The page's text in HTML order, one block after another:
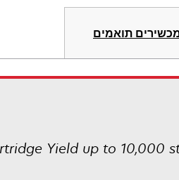
תואמים
Yield up to 10,000